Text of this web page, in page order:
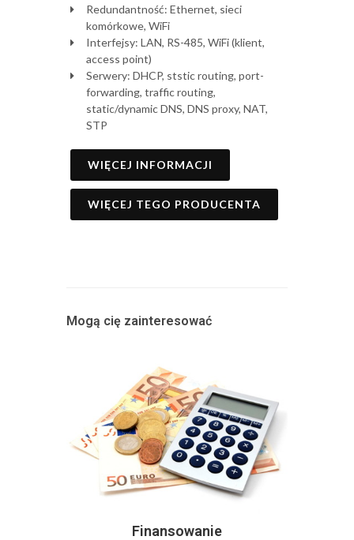
Redundantność: Ethernet, sieci
komórkowe, WiFi
Interfejsy: LAN, RS-485, WiFi (klient,
access point)
Serwery: DHCP, ststic routing, port-
forwarding, traffic routing,
static/dynamic DNS, DNS proxy, NAT,
STP
WIĘCEJ INFORMACJI
WIĘCEJ TEGO PRODUCENTA
Mogą cię zainteresować
Finansowanie